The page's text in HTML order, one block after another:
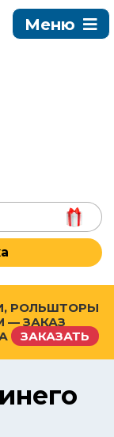
РОЛЬШТОРЫ
— ЗАКАЗ
ЗАКАЗАТЬ